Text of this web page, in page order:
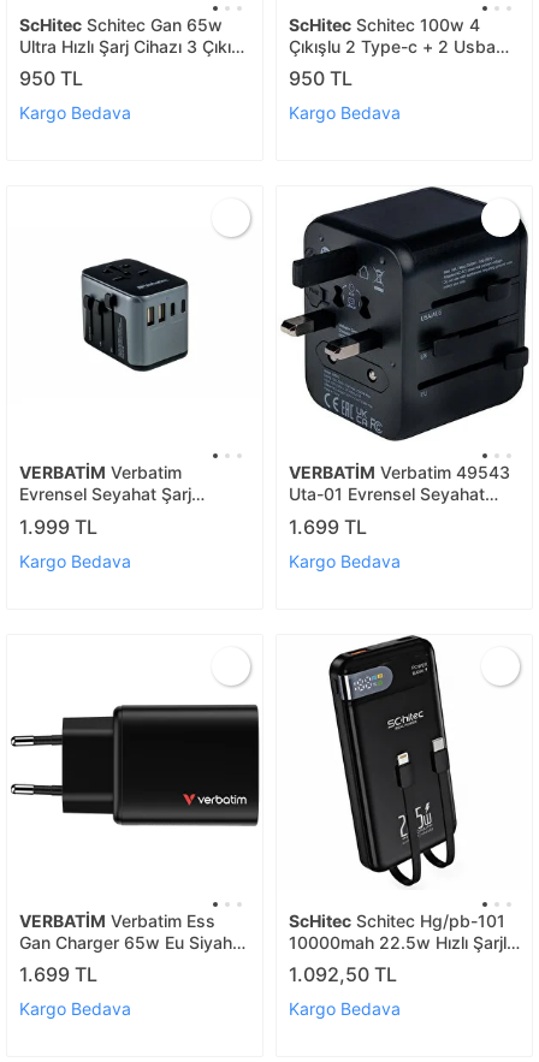
ScHitec Schitec Gan 65w
Ultra Hızlı Şarj Cihazı 3 Çıkışlı
Usba / 2 X Type-c Hızlı Şarj
Aleti Başlığı Hi-h05
950 TL
Kargo Bedava
ScHitec Schitec 100w 4
Çıkışlu 2 Type-c + 2 Usba
Qc 3.0 Süper Hızlı Şarj
Adaptörü Başlığı Hg/ta-
106eu
950 TL
Kargo Bedava
VERBATİM Verbatim
Evrensel Seyahat Şarj
Adaptörü Uta-03 2 X Usb-c
Ve 2 X Usb-a-(49545)
1.999 TL
Kargo Bedava
VERBATİM Verbatim 49543
Uta-01 Evrensel Seyahat
Adaptörü - 2x Usb-a Port
1.699 TL
Kargo Bedava
VERBATİM Verbatim Ess
Gan Charger 65w Eu Siyah
(32352)
1.699 TL
Kargo Bedava
ScHitec Schitec Hg/pb-101
10000mah 22.5w Hızlı Şarjlı
Powerbank Type-c /
Lightning Kablo Dijital
Göstergeli
1.092,50 TL
Kargo Bedava